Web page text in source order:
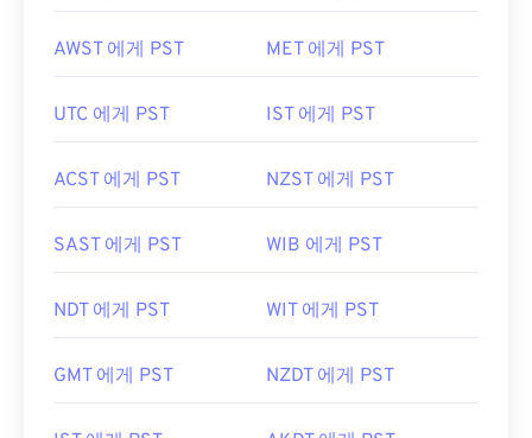
AWST 에게 PST MET 에게 PST
UTC 에게 PST IST 에게 PST
ACST 에게 PST NZST 에게 PST
SAST 에게 PST WIB 에게 PST
NDT 에게 PST WIT 에게 PST
GMT 에게 PST NZDT 에게 PST